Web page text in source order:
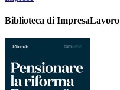
Biblioteca di ImpresaLavoro